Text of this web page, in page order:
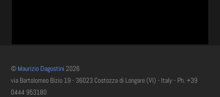
© Maurizio Dagostini 2026
via Bartolomeo Bizio 19 - 36023 Costozza di Longare (VI) - Italy - Ph. +39
0444 953180